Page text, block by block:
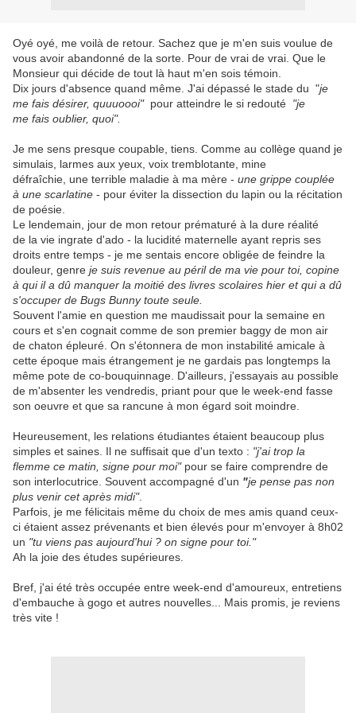
Oyé oyé, me voilà de retour. Sachez que je m'en suis voulue de
vous avoir abandonné de la sorte. Pour de vrai de vrai. Que le
Monsieur qui décide de tout là haut m'en sois témoin.
Dix jours d'absence quand même. J'ai dépassé le stade du "je
me fais désirer, quuuoooi" pour atteindre le si redouté "je
me fais oublier, quoi".
Je me sens presque coupable, tiens. Comme au collège quand je
simulais, larmes aux yeux, voix tremblotante, mine
défraîchie, une terrible maladie à ma mère - une grippe couplée
à une scarlatine - pour éviter la dissection du lapin ou la récitation
de poésie.
Le lendemain, jour de mon retour prématuré à la dure réalité
de la vie ingrate d'ado - la lucidité maternelle ayant repris ses
droits entre temps - je me sentais encore obligée de feindre la
douleur, genre je suis revenue au péril de ma vie pour toi, copine
à qui il a dû manquer la moitié des livres scolaires hier et qui a dû
s'occuper de Bugs Bunny toute seule.
Souvent l'amie en question me maudissait pour la semaine en
cours et s'en cognait comme de son premier baggy de mon air
de chaton épleuré. On s'étonnera de mon instabilité amicale à
cette époque mais étrangement je ne gardais pas longtemps la
même pote de co-bouquinnage. D'ailleurs, j'essayais au possible
de m'absenter les vendredis, priant pour que le week-end fasse
son oeuvre et que sa rancune à mon égard soit moindre.
Heureusement, les relations étudiantes étaient beaucoup plus
simples et saines. Il ne suffisait que d'un texto : "j'ai trop la
flemme ce matin, signe pour moi"pour se faire comprendre de
son interlocutrice. Souvent accompagné d'un "je pense pas non
plus venir cet après midi".
Parfois, je me félicitais même du choix de mes amis quand ceux-
ci étaient assez prévenants et bien élevés pour m'envoyer à 8h02
un "tu viens pas aujourd'hui ? on signe pour toi."
Ah la joie des études supérieures.
Bref, j'ai été très occupée entre week-end d'amoureux, entretiens
d'embauche à gogo et autres nouvelles... Mais promis, je reviens
très vite !